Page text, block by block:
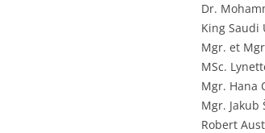
Dr.
King Saudi
Mgr. et
MSc.
Mgr. Hana
Mgr. Jakub
Robert